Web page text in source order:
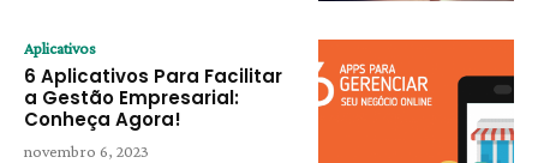
Aplicativos
6 Aplicativos Para Facilitar
a Gestão Empresarial:
Conheça Agora!
novembro 6, 2023